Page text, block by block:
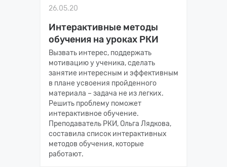
26.05.20
Интерактивные методы
обучения на уроках РКИ
Вызвать интерес, поддержать
мотивацию у ученика, сделать
занятие интересным и эффективным
в плане усвоения пройденного
материала – задача не из легких.
Решить проблему поможет
интерактивное обучение.
Преподаватель РКИ, Ольга Лядкова,
составила список интерактивных
методов обучения, которые
работают.